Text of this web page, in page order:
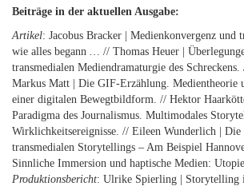
Beiträge in der aktuellen Ausgabe:
Artikel: Jacobus Bracker | Medienkonvergenz und
wie alles begann … // Thomas Heuer |
transmedialen Mediendramaturgie des
Markus Matt | Die GIF-Erzählung. Medientheorie
einer digitalen Bewegtbildform. // Hektor
Paradigma des Journalismus. Multimodales
Wirklichkeitsereignisse. // Eileen Wunderlich |
transmedialen Storytellings – Am Beispiel
Sinnliche Immersion und haptische Medien:
Produktionsbericht: Ulrike Spierling | Storytelling